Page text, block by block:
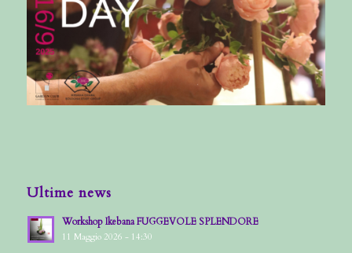
Ultime news
Workshop Ikebana FUGGEVOLE SPLENDORE
11 Maggio 2026 - 14:30